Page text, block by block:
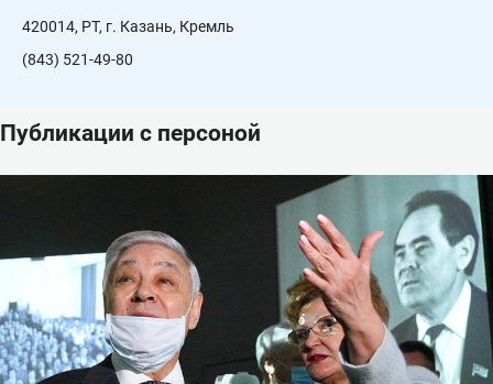
420014, РТ, г. Казань, Кремль
(843) 521-49-80
Публикации с персоной